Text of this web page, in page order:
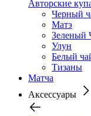
Авторские
Черный
Матэ
Зеленый
Улун
Белый
Тизаны
Матча
Аксессуары